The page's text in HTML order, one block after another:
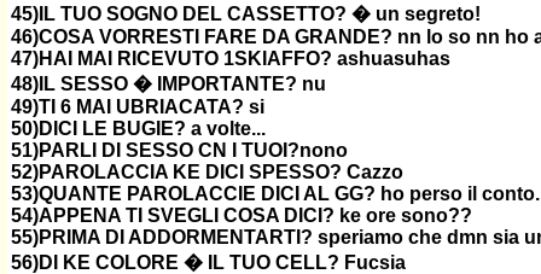
45)IL TUO SOGNO DEL CASSETTO? � un segreto!
46)COSA VORRESTI FARE DA GRANDE? nn lo so nn ho
47)HAI MAI RICEVUTO 1SKIAFFO? ashuasuhas
48)IL SESSO � IMPORTANTE? nu
49)TI 6 MAI UBRIACATA? si
50)DICI LE BUGIE? a volte...
51)PARLI DI SESSO CN I TUOI?nono
52)PAROLACCIA KE DICI SPESSO? Cazzo
53)QUANTE PAROLACCIE DICI AL GG? ho perso il
54)APPENA TI SVEGLI COSA DICI? ke ore sono??
55)PRIMA DI ADDORMENTARTI? speriamo che dmn sia
56)DI KE COLORE � IL TUO CELL? Fucsia